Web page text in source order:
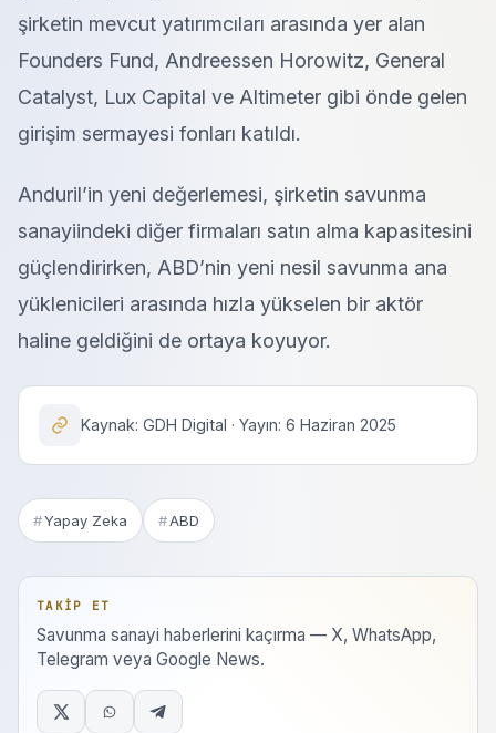
şirketin mevcut yatırımcıları arasında yer alan
Founders Fund, Andreessen Horowitz, General
Catalyst, Lux Capital ve Altimeter gibi önde gelen
girişim sermayesi fonları katıldı.
Anduril’in yeni değerlemesi, şirketin savunma
sanayiindeki diğer firmaları satın alma kapasitesini
güçlendirirken, ABD’nin yeni nesil savunma ana
yüklenicileri arasında hızla yükselen bir aktör
haline geldiğini de ortaya koyuyor.
Kaynak: GDH Digital · Yayın: 6 Haziran 2025
Yapay Zeka ABD
TAKIP ET
Savunma sanayi haberlerini kaçırma — X, WhatsApp,
Telegram veya Google News.